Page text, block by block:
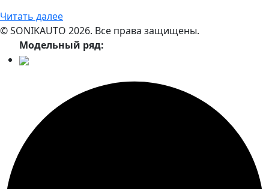
Читать далее
© SONIKAUTO 2026. Все права защищены.
Модельный ряд: